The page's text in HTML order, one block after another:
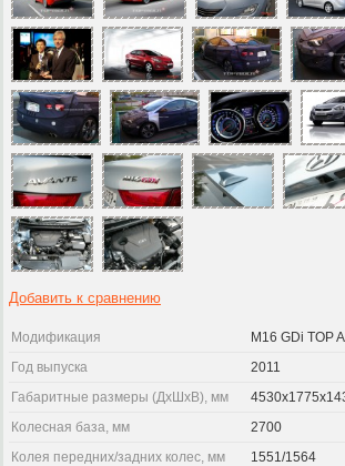
Добавить к сравнению
Модификация
M16 GDi TOP
Год выпуска
2011
Габаритные размеры (ДхШхВ), мм
Колесная база, мм
2700
Колея передних/задних колес, мм
1551/1564